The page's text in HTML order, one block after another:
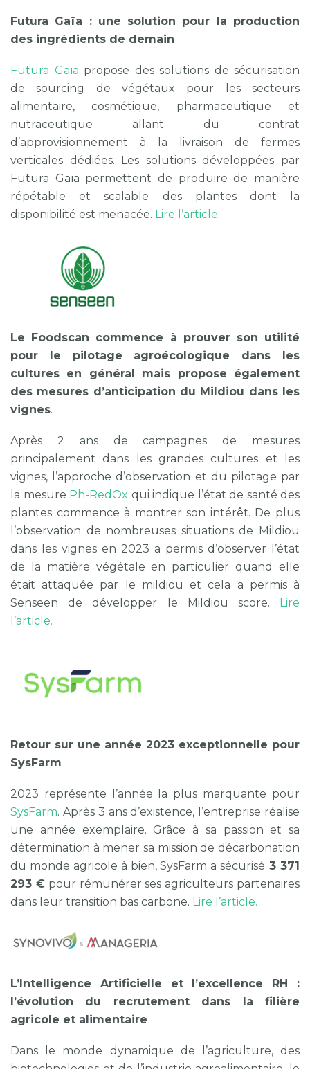
Futura Gaïa : une solution pour la production
des ingrédients de demain
Futura Gaïa propose des solutions de sécurisation
de sourcing de végétaux pour les secteurs
alimentaire, cosmétique, pharmaceutique et
nutraceutique allant du contrat
d’approvisionnement à la livraison de fermes
verticales dédiées. Les solutions développées par
Futura Gaïa permettent de produire de manière
répétable et scalable des plantes dont la
disponibilité est menacée. Lire l’article.
Le Foodscan commence à prouver son utilité
pour le pilotage agroécologique dans les
cultures en général mais propose également
des mesures d’anticipation du Mildiou dans les
vignes.
Après 2 ans de campagnes de mesures
principalement dans les grandes cultures et les
vignes, l’approche d’observation et du pilotage par
la mesure Ph-RedOx qui indique l’état de santé des
plantes commence à montrer son intérêt. De plus
l’observation de nombreuses situations de Mildiou
dans les vignes en 2023 a permis d’observer l’état
de la matière végétale en particulier quand elle
était attaquée par le mildiou et cela a permis à
Senseen de développer le Mildiou score. Lire
l’article.
Retour sur une année 2023 exceptionnelle pour
SysFarm
2023 représente l’année la plus marquante pour
SysFarm. Après 3 ans d’existence, l’entreprise réalise
une année exemplaire. Grâce à sa passion et sa
détermination à mener sa mission de décarbonation
du monde agricole à bien, SysFarm a sécurisé 3 371
293 €pour rémunérer ses agriculteurs partenaires
dans leur transition bas carbone. Lire l’article.
L’Intelligence Artificielle et l’excellence RH :
l’évolution du recrutement dans la filière
agricole et alimentaire
Dans le monde dynamique de l’agriculture, des